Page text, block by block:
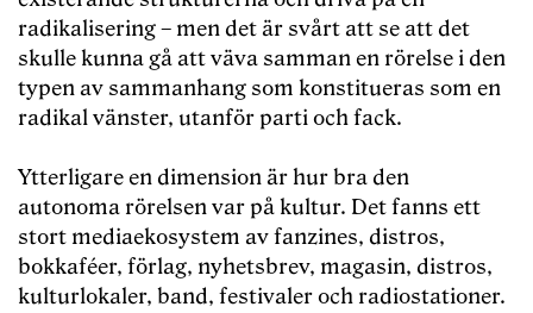
radikalisering – men det är svårt att se att det
skulle kunna gå att väva samman en rörelse i den
typen av sammanhang som konstitueras som en
radikal vänster, utanför parti och fack.
Ytterligare en dimension är hur bra den
autonoma rörelsen var på kultur. Det fanns ett
stort mediaekosystem av fanzines, distros,
bokkaféer, förlag, nyhetsbrev, magasin, distros,
kulturlokaler, band, festivaler och radiostationer.